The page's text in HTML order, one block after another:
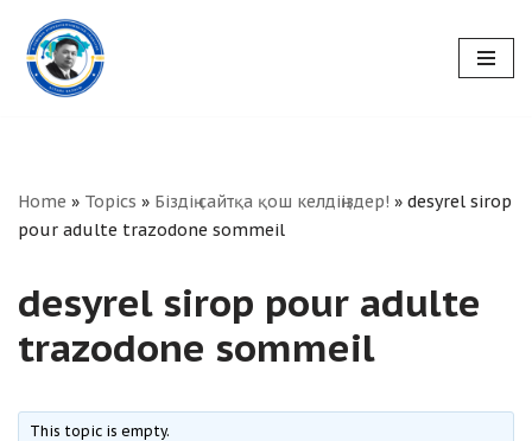
Skip
to
Home » Topics » Біздің сайтқа қош келдіңіздер! » desyrel sirop
pour adulte trazodone sommeil
desyrel sirop pour adulte
trazodone sommeil
This topic is empty.